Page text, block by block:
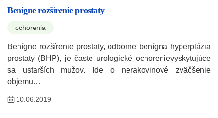
Benígne rozšírenie prostaty
ochorenia
Benígne rozšírenie prostaty, odborne benígna hyperplázia
prostaty (BHP), je časté urologické ochorenievyskytujúce
sa ustarších mužov. Ide o nerakovinové zväčšenie
objemu…
10.06.2019